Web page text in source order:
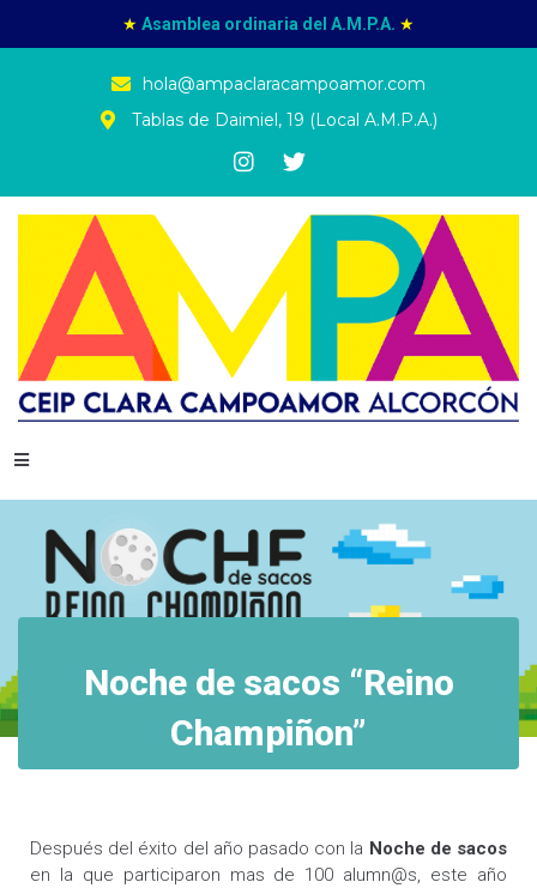
★ Asamblea ordinaria del A.M.P.A. ★
hola@ampaclaracampoamor.com
Tablas de Daimiel, 19 (Local A.M.P.A.)
Noche de sacos “Reino
Champiñon”
Después del éxito del año pasado con la Noche de sacos
en la que participaron mas de 100 alumn@s, este año